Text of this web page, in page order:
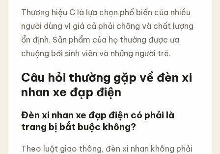
Thương hiệu C là lựa chọn phổ biến của nhiều
người dùng vì giá cả phải chăng và chất lượng
ổn định. Sản phẩm của họ thường được ưa
chuộng bởi sinh viên và những người trẻ.
Câu hỏi thường gặp về đèn xi
nhan xe đạp điện
Đèn xi nhan xe đạp điện có phải là
trang bị bắt buộc không?
Theo luật giao thông, đèn xi nhan không phải